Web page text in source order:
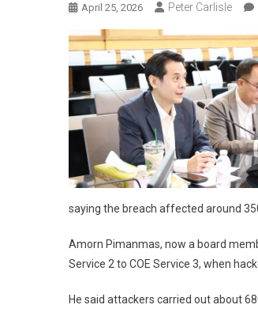
April 25, 2026 Peter Carlisle
saying the breach affected around
Amorn Pimanmas, now a board
Service 2 to COE Service 3, when
He said attackers carried out about